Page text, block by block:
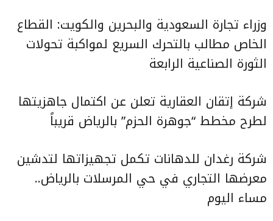
وزراء تجارة السعودية والبحرين والكويت: القطاع
الخاص مطالب بالتحرك السريع لمواكبة تحولات
الثورة الصناعية الرابعة
شركة إتقان العقارية تعلن عن اكتمال جاهزيتها
لطرح مخطط “جوهرة الحزم” بالرياض قريباً
شركة رغدان للدهانات تكمل تجهيزاتها لتدشين
معرضها التجاري في حي المرسلات بالرياض..
مساء اليوم